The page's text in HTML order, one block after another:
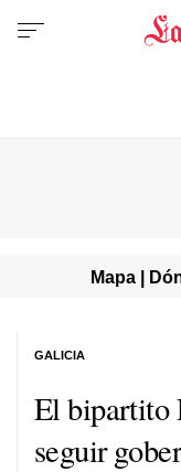
Mapa |
El bipartito
seguir
GALICIA